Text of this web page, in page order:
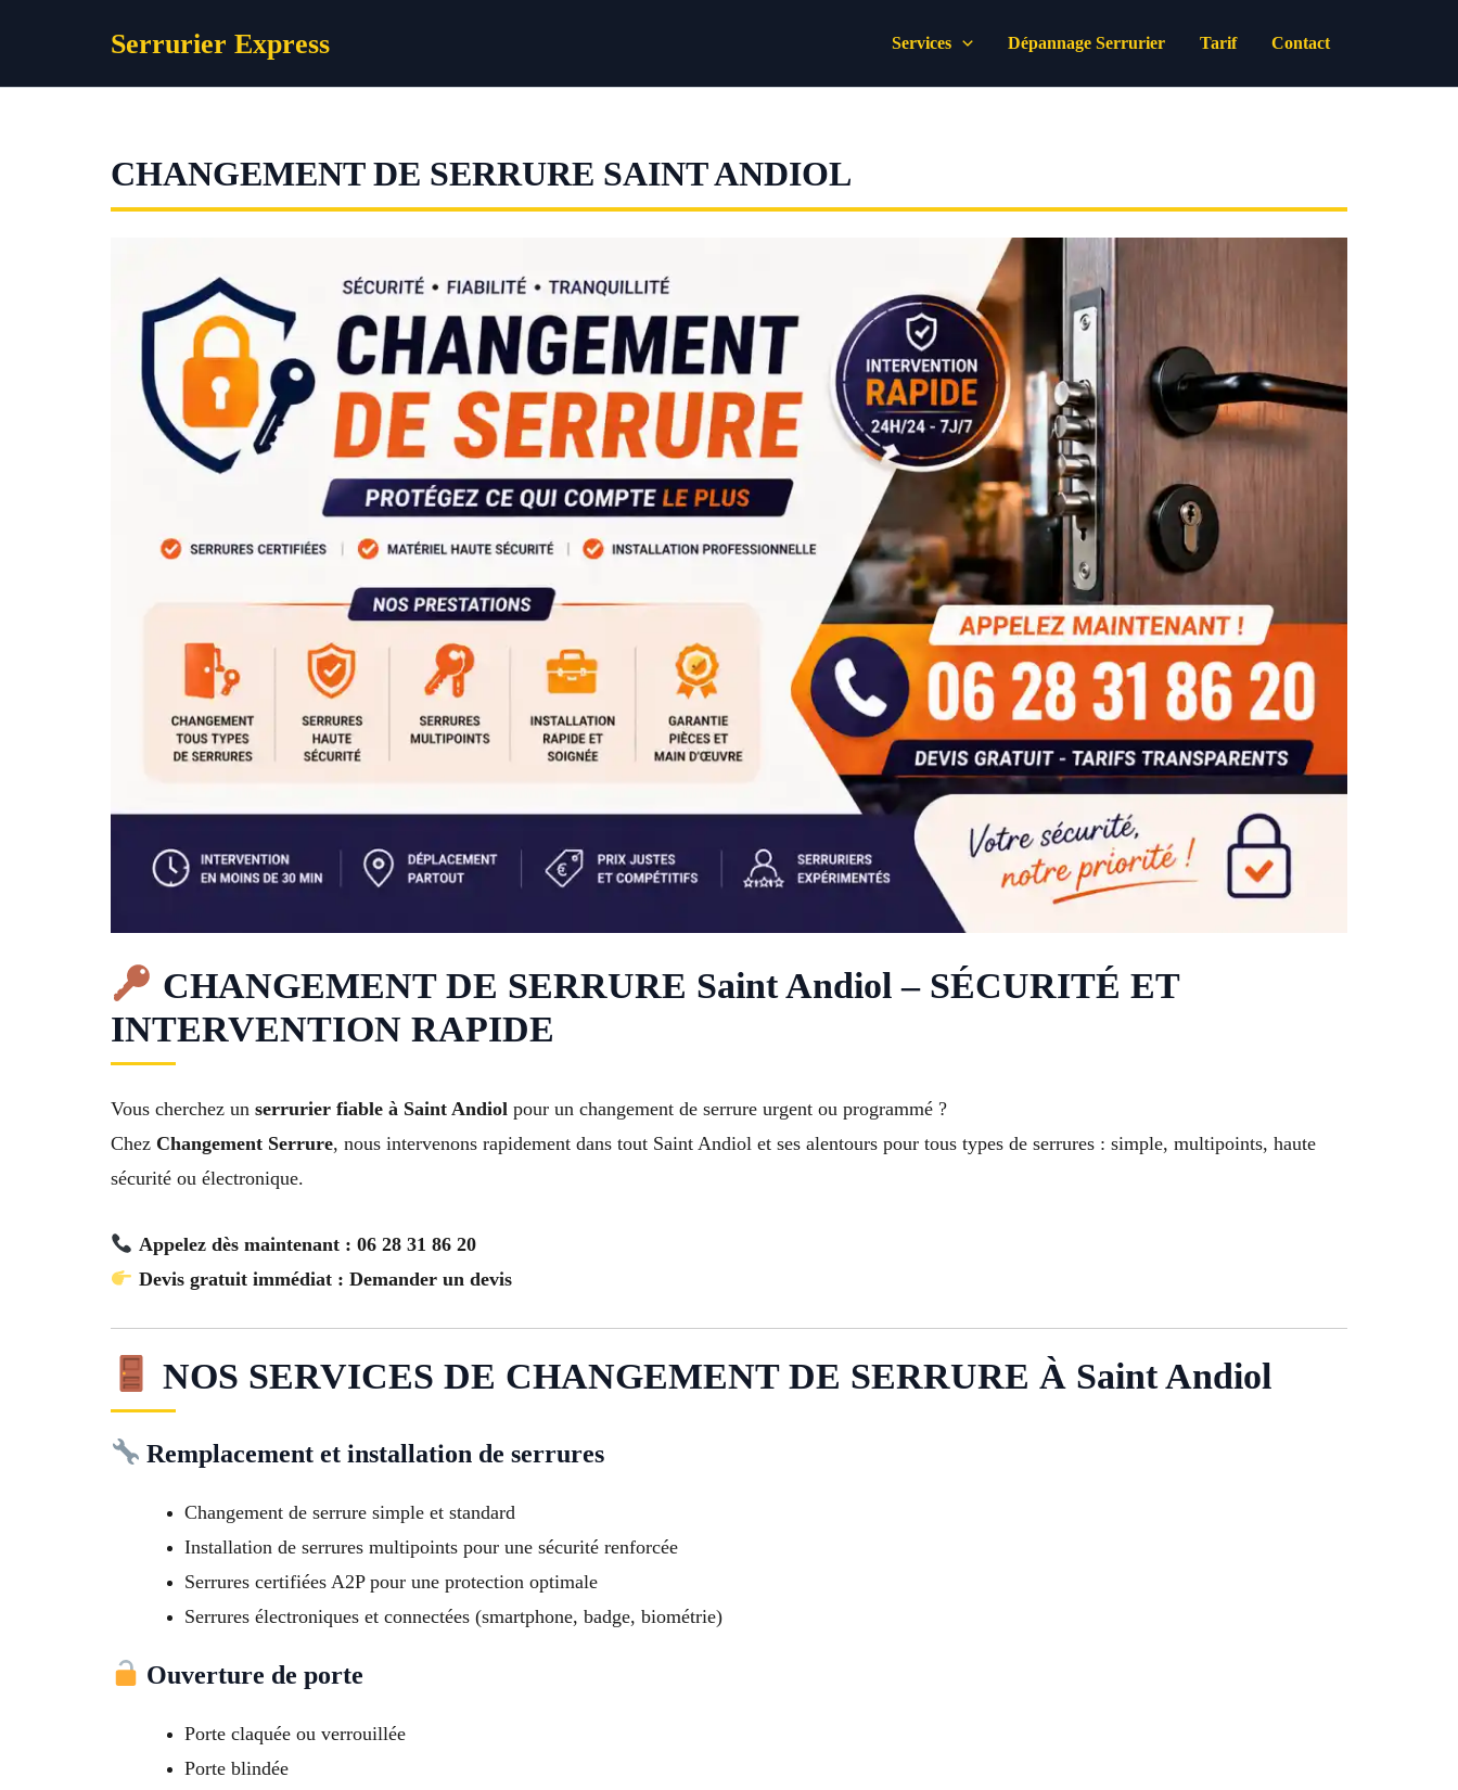
Serrurier Express Services Dépannage Serrurier Tarif Contact
CHANGEMENT DE SERRURE SAINT ANDIOL
CHANGEMENT DE SERRURE Saint Andiol – SÉCURITÉ ET
INTERVENTION RAPIDE
Vous cherchez un serrurier fiable à Saint Andiol pour un changement de serrure urgent ou programmé ?
Chez Changement Serrure, nous intervenons rapidement dans tout Saint Andiol et ses alentours pour tous types de serrures : simple, multipoints, haute
sécurité ou électronique.
Appelez dès maintenant : 06 28 31 86 20
Devis gratuit immédiat : Demander un devis
NOS SERVICES DE CHANGEMENT DE SERRURE À Saint Andiol
Remplacement et installation de serrures
Changement de serrure simple et standard
Installation de serrures multipoints pour une sécurité renforcée
Serrures certifiées A2P pour une protection optimale
Serrures électroniques et connectées (smartphone, badge, biométrie)
Ouverture de porte
Porte claquée ou verrouillée
Porte blindée